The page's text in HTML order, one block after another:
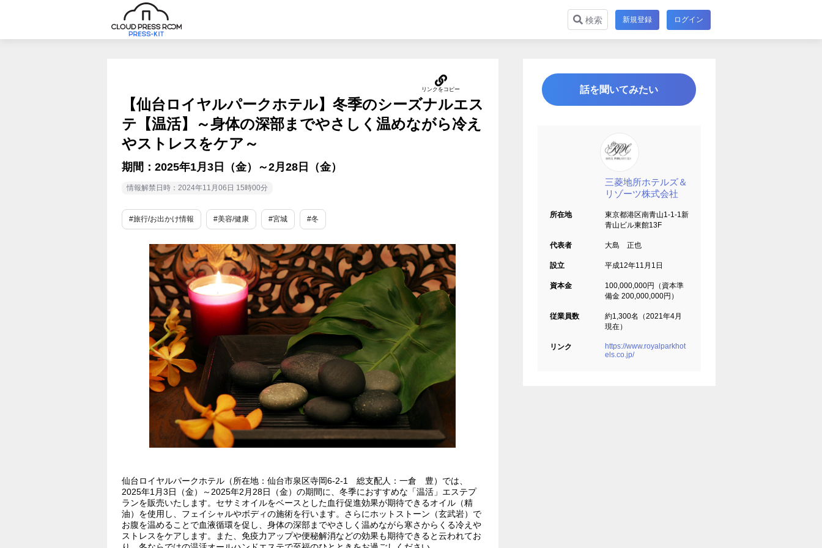
検索 新規登録 ログイン
【仙台ロイヤルパークホテル】冬季のシーズナルエス
テ【温活】～身体の深部までやさしく温めながら冷え
やストレスをケア～
期間：2025年1月3日（金）～2月28日（金）
情報解禁日時：2024年11月06日 15時00分
#旅行/お出かけ情報 #美容/健康 #宮城 #冬
仙台ロイヤルパークホテル（所在地：仙台市泉区寺岡6-2-1 総支配人：一倉 豊）では、
2025年1月3日（金）～2025年2月28日（金）の期間に、冬季におすすめな「温活」エステプ
ランを販売いたします。セサミオイルをベースとした血行促進効果が期待できるオイル（精
油）を使用し、フェイシャルやボディの施術を行います。さらにホットストーン（玄武岩）で
お腹を温めることで血液循環を促し、身体の深部までやさしく温めながら寒さからくる冷えや
ストレスをケアします。また、免疫力アップや便秘解消などの効果も期待できると云われてお
話を聞いてみたい
三菱地所ホテルズ＆
リゾーツ株式会社
所在地
東京都港区南青山1-1-1新
青山ビル東館13F
代表者 大島 正也
設立 平成12年11月1日
資本金
100,000,000円（資本準
備金 200,000,000円）
従業員数
約1,300名（2021年4月
現在）
リンク
https://www.royalparkhot
els.co.jp/